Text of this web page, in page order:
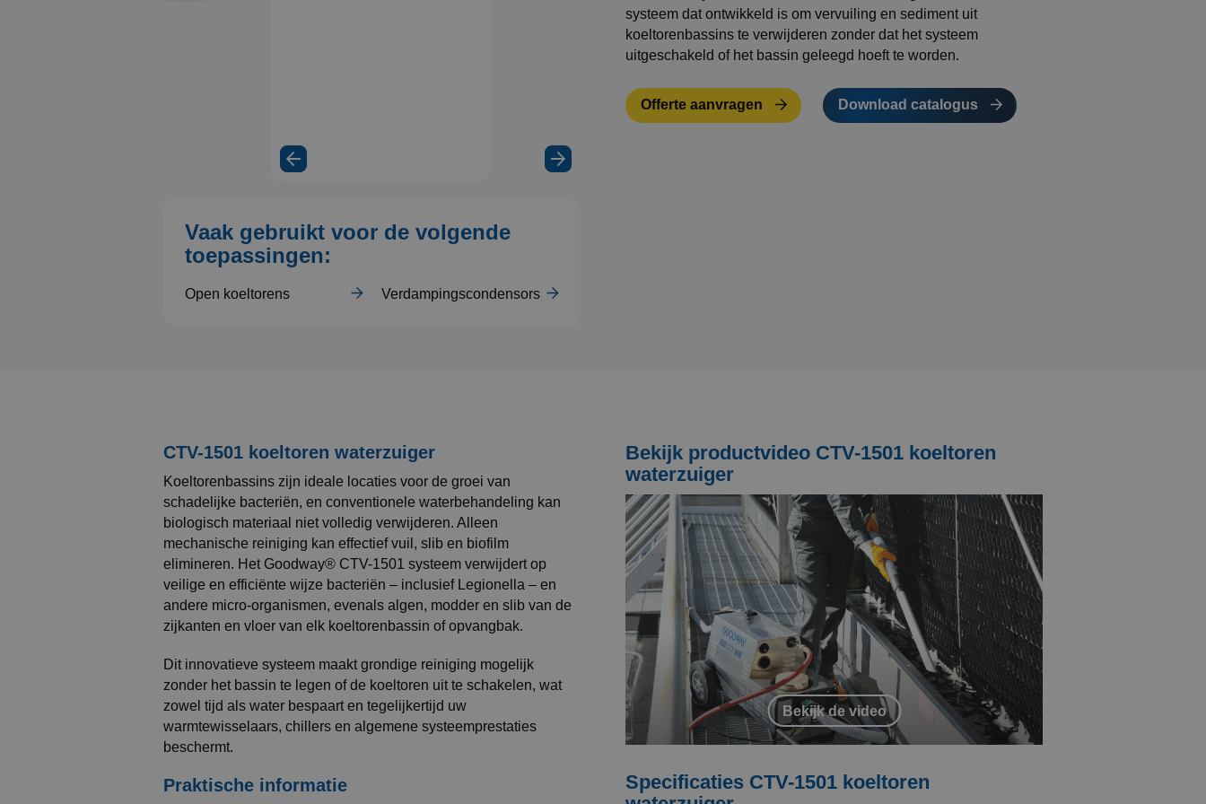
Vaak gebruikt voor de volgende
toepassingen:
Open koeltorens Verdampingscondensors
systeem dat ontwikkeld is om vervuiling en sediment uit
koeltorenbassins te verwijderen zonder dat het systeem
uitgeschakeld of het bassin geleegd hoeft te worden.
Offerte aanvragen Download catalogus
CTV-1501 koeltoren waterzuiger
Koeltorenbassins zijn ideale locaties voor de groei van
schadelijke bacteriën, en conventionele waterbehandeling kan
biologisch materiaal niet volledig verwijderen. Alleen
mechanische reiniging kan effectief vuil, slib en biofilm
elimineren. Het Goodway® CTV-1501 systeem verwijdert op
veilige en efficiënte wijze bacteriën – inclusief Legionella – en
andere micro-organismen, evenals algen, modder en slib van de
zijkanten en vloer van elk koeltorenbassin of opvangbak.
Dit innovatieve systeem maakt grondige reiniging mogelijk
zonder het bassin te legen of de koeltoren uit te schakelen, wat
zowel tijd als water bespaart en tegelijkertijd uw
warmtewisselaars, chillers en algemene systeemprestaties
beschermt.
Praktische informatie
Bekijk productvideo CTV-1501 koeltoren
waterzuiger
Bekijk de video
Specificaties CTV-1501 koeltoren